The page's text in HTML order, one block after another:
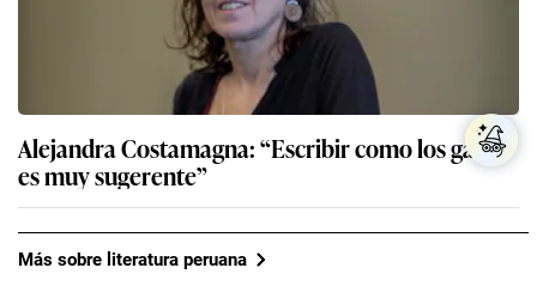
Alejandra Costamagna: “Escribir como los gatos
es muy sugerente”
Más sobre literatura peruana